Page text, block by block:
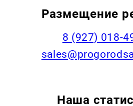
Размещение
8 (927) 018-
Наша